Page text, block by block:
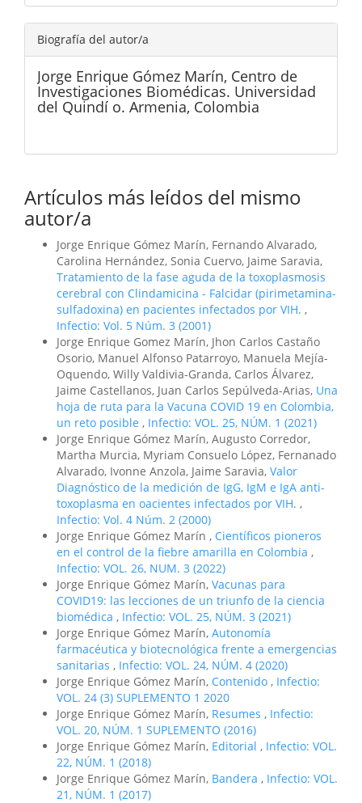
Biografía del autor/a
Jorge Enrique Gómez Marín, Centro de
Investigaciones Biomédicas. Universidad
del Quindí o. Armenia, Colombia
Artículos más leídos del mismo
autor/a
Jorge Enrique Gómez Marín, Fernando Alvarado,
Carolina Hernández, Sonia Cuervo, Jaime Saravia,
Tratamiento de la fase aguda de la toxoplasmosis
cerebral con Clindamicina - Falcidar (pirimetamina-
sulfadoxina) en pacientes infectados por VIH. ,
Infectio: Vol. 5 Núm. 3 (2001)
Jorge Enrique Gomez Marín, Jhon Carlos Castaño
Osorio, Manuel Alfonso Patarroyo, Manuela Mejía-
Oquendo, Willy Valdivia-Granda, Carlos Álvarez,
Jaime Castellanos, Juan Carlos Sepúlveda-Arias, Una
hoja de ruta para la Vacuna COVID 19 en Colombia,
un reto posible , Infectio: VOL. 25, NÚM. 1 (2021)
Jorge Enrique Gómez Marín, Augusto Corredor,
Martha Murcia, Myriam Consuelo López, Fernanado
Alvarado, Ivonne Anzola, Jaime Saravia, Valor
Diagnóstico de la medición de IgG, IgM e IgA anti-
toxoplasma en oacientes infectados por VIH. ,
Infectio: Vol. 4 Núm. 2 (2000)
Jorge Enrique Gómez Marín , Científicos pioneros
en el control de la fiebre amarilla en Colombia ,
Infectio: VOL. 26, NUM. 3 (2022)
Jorge Enrique Gómez Marín, Vacunas para
COVID19: las lecciones de un triunfo de la ciencia
biomédica , Infectio: VOL. 25, NÚM. 3 (2021)
Jorge Enrique Gómez Marín, Autonomía
farmacéutica y biotecnológica frente a emergencias
sanitarias , Infectio: VOL. 24, NÚM. 4 (2020)
Jorge Enrique Gómez Marín, Contenido , Infectio:
VOL. 24 (3) SUPLEMENTO 1 2020
Jorge Enrique Gómez Marín, Resumes , Infectio:
VOL. 20, NÚM. 1 SUPLEMENTO (2016)
Jorge Enrique Gómez Marín, Editorial , Infectio: VOL.
22, NÚM. 1 (2018)
Jorge Enrique Gómez Marín, Bandera , Infectio: VOL.
21, NÚM. 1 (2017)